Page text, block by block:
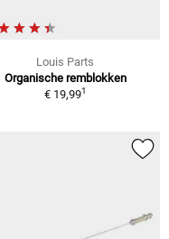
Louis Parts
Organische remblokken
€ 19,991